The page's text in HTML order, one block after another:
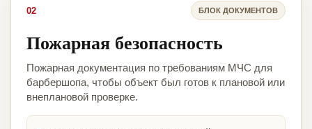
02 БЛОК ДОКУМЕНТОВ
Пожарная безопасность
Пожарная документация по требованиям МЧС для
барбершопа, чтобы объект был готов к плановой или
внеплановой проверке.